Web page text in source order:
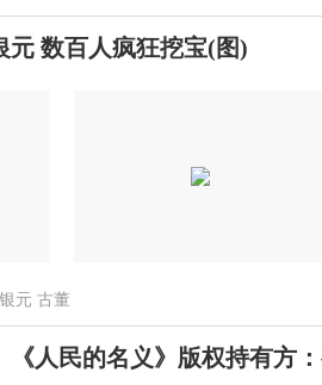
元 数百人疯狂挖宝(图)
银元 古董
《人民的名义》版权持有方